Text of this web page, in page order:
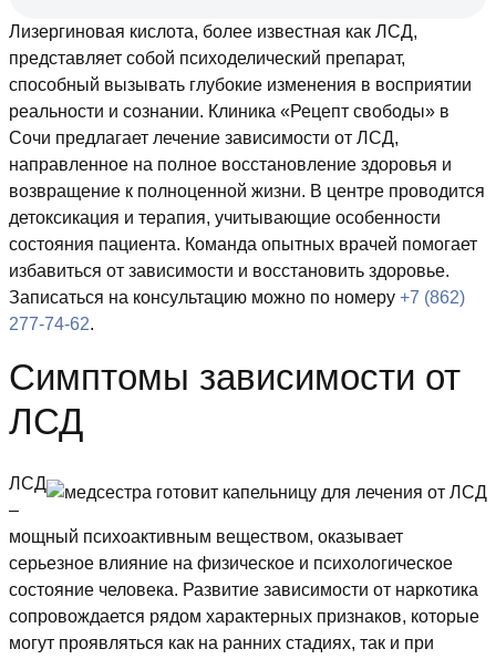
Лизергиновая кислота, более известная как ЛСД,
представляет собой психоделический препарат,
способный вызывать глубокие изменения в восприятии
реальности и сознании. Клиника «Рецепт свободы» в
Сочи предлагает лечение зависимости от ЛСД,
направленное на полное восстановление здоровья и
возвращение к полноценной жизни. В центре проводится
детоксикация и терапия, учитывающие особенности
состояния пациента. Команда опытных врачей помогает
избавиться от зависимости и восстановить здоровье.
Записаться на консультацию можно по номеру +7 (862)
277-74-62.
Симптомы зависимости от
ЛСД
ЛСД
–
мощный психоактивным веществом, оказывает
серьезное влияние на физическое и психологическое
состояние человека. Развитие зависимости от наркотика
сопровождается рядом характерных признаков, которые
могут проявляться как на ранних стадиях, так и при